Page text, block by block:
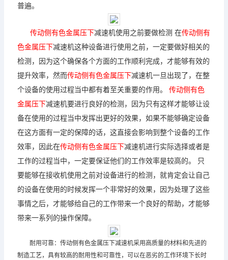
普遍。
传动侧有色金属压下减速机使用之前要做检测 在传动侧有
色金属压下减速机这种设备进行使用之前，一定要做好相关的
检测，因为这个确保各个方面的工作顺利完成，才能够有效的
提升效率，然而传动侧有色金属压下减速机一旦出现了，在整
个设备的使用过程当中都有着至关重要的作用。 传动侧有色
金属压下减速机要进行良好的检测，因为只有这样才能够让设
备在使用的过程当中发挥出更好的效果，如果不能够确定设备
在这方面有一定的保障的话，这直接会影响到整个设备的工作
效率，因此在传动侧有色金属压下减速机进行实际选择或者是
工作的过程当中，一定要保证他们的工作效率是较高的。 只
要能够在接收机使用之前对设备进行的检测，就肯定会让自己
的设备在使用的时候发挥一个非常好的效果，因为处理了这些
事情之后，才能够给自己的工作带来一个良好的帮助，才能够
带来一系列的操作保障。
耐用可靠：传动侧有色金属压下减速机采用高质量的材料和先进的
制造工艺，具有较高的耐用性和可靠性，可以在恶劣的工作环境下长时